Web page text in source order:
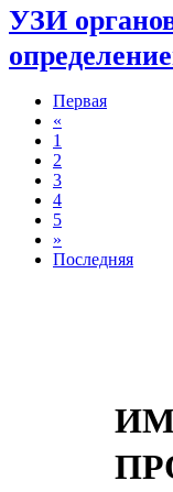
УЗИ
(УЗИ б/п с
Первая
«
1
2
3
4
5
»
Последняя